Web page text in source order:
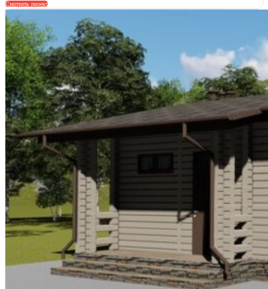
Смотреть проект